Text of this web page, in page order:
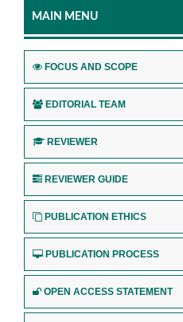
MAIN MENU
FOCUS AND SCOPE
EDITORIAL TEAM
REVIEWER
REVIEWER GUIDE
PUBLICATION ETHICS
PUBLICATION PROCESS
OPEN ACCESS STATEMENT